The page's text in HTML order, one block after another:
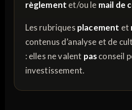
règlement et/ou le mail de
Les rubriques placement et
contenus d’analyse et de
: elles ne valent pasconseil
investissement.